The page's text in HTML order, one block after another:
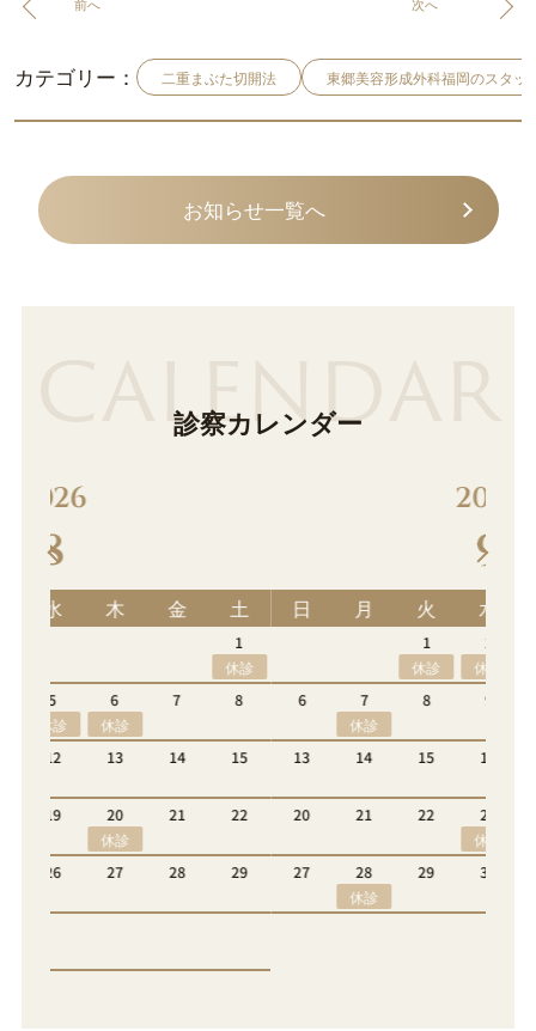
カテゴリー： 二重まぶた切開法 東郷美容形成外科福岡のスタッ
お知らせ一覧へ
CALENDAR
診察カレンダー